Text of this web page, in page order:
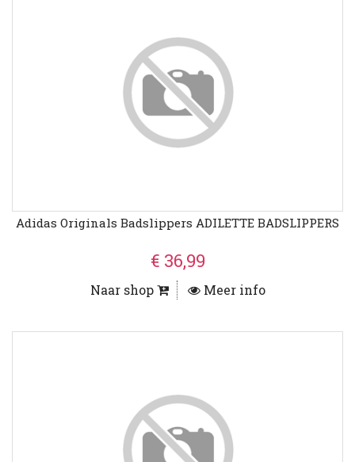
Adidas Originals Badslippers ADILETTE BADSLIPPERS
€ 36,99
Naar shop Meer info